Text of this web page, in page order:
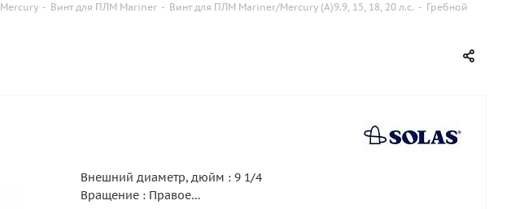
Mercury - Винт для ПЛМ Mariner - Винт для ПЛМ Mariner/Mercury (A)9.9, 15, 18, 20 л.с. - Гребной
Внешний диаметр, дюйм : 9 1/4
Вращение : Правое